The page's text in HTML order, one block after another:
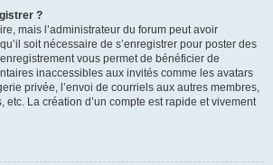
?
mais l’administrateur du forum peut avoir
soit nécessaire de s’enregistrer pour poster des
vous permet de bénéficier de
inaccessibles aux invités comme les avatars
privée, l’envoi de courriels aux autres membres,
etc. La création d’un compte est rapide et vivement